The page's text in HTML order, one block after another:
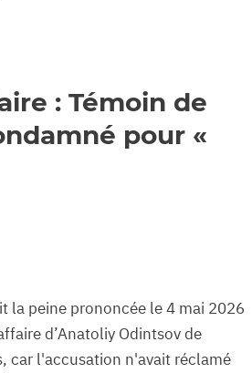
: Témoin de
pour «
la peine prononcée le 4 mai 2026
d’Anatoliy Odintsov de
car l'accusation n'avait réclamé